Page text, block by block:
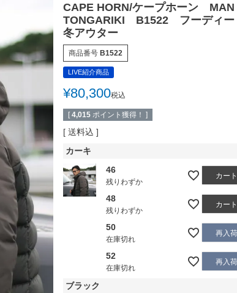
CAPE HORN/ケープホーン MAN
TONGARIKI B1522 フーディ
冬アウター
商品番号 B1522
LIVE紹介商品
¥80,300税込
[ 4,015 ポイント獲得！ ]
送料込
カーキ
46
残りわずか
カー
48
残りわずか
カー
50
在庫切れ
再入
52
在庫切れ
再入
ブラック